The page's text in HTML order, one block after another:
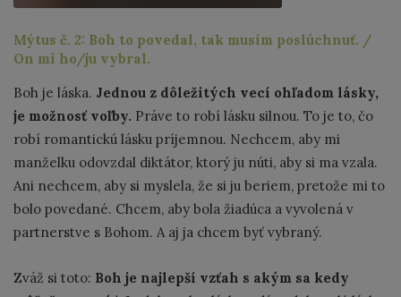
Mýtus č. 2: Boh to povedal, tak musím poslúchnuť. /
On mi ho/ju vybral.
Boh je láska. Jednou z dôležitých vecí ohľadom lásky,
je možnosť voľby. Práve to robí lásku silnou. To je to, čo
robí romantickú lásku príjemnou. Nechcem, aby mi
manželku odovzdal diktátor, ktorý ju núti, aby si ma vzala.
Ani nechcem, aby si myslela, že si ju beriem, pretože mi to
bolo povedané. Chcem, aby bola žiadúca a vyvolená v
partnerstve s Bohom. A aj ja chcem byť vybraný.
Zváž si toto: Boh je najlepší vzťah s akým sa kedy